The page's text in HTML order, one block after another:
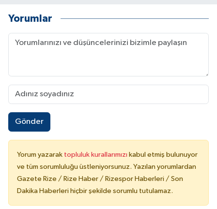
Yorumlar
Gönder
Yorum yazarak topluluk kurallarımızı kabul etmiş bulunuyor
ve tüm sorumluluğu üstleniyorsunuz. Yazılan yorumlardan
Gazete Rize / Rize Haber / Rizespor Haberleri / Son
Dakika Haberleri hiçbir şekilde sorumlu tutulamaz.